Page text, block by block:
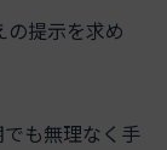
の提示を求め
も無理なく手